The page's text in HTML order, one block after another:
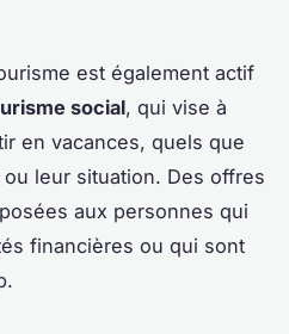
est également actif
social, qui vise à
en vacances, quels que
leur situation. Des offres
aux personnes qui
financières ou qui sont